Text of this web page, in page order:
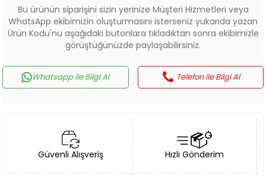
Bu ürünün siparişini sizin yerinize Müşteri Hizmetleri veya
WhatsApp ekibimizin oluşturmasını isterseniz yukarıda yazan
Ürün Kodu'nu aşağıdaki butonlara tıkladıktan sonra ekibimizle
görüştüğünüzde paylaşabilirsiniz.
Whatsapp ile Bilgi Al Telefon ile Bilgi Al
Güvenli Alışveriş Hızlı Gönderim